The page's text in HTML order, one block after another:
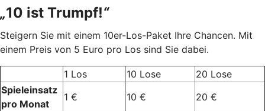
„10 ist Trumpf!“
Steigern Sie mit einem 10er-Los-Paket Ihre Chancen. Mit
einem Preis von 5 Euro pro Los sind Sie dabei.
1 Los 10 Lose
20 Lose
Spieleinsatz
pro Monat
1 € 10 €
20 €